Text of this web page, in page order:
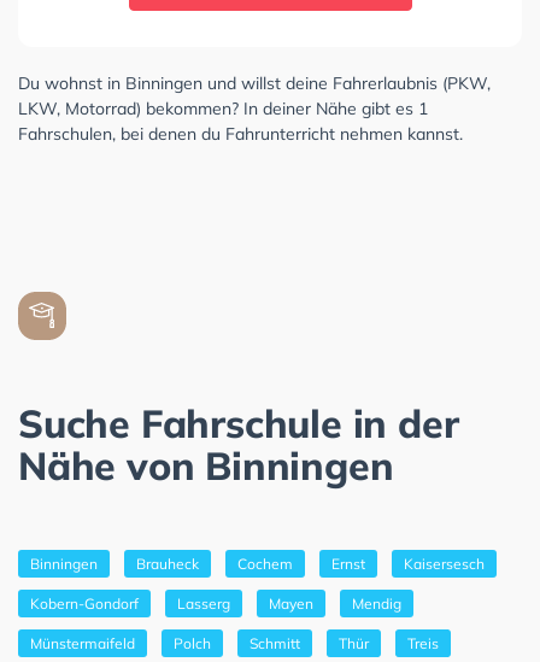
Du wohnst in Binningen und willst deine Fahrerlaubnis (PKW,
LKW, Motorrad) bekommen? In deiner Nähe gibt es 1
Fahrschulen, bei denen du Fahrunterricht nehmen kannst.
Suche Fahrschule in der
Nähe von Binningen
Binningen Brauheck Cochem Ernst Kaisersesch
Kobern-Gondorf Lasserg Mayen Mendig
Münstermaifeld Polch Schmitt Thür Treis